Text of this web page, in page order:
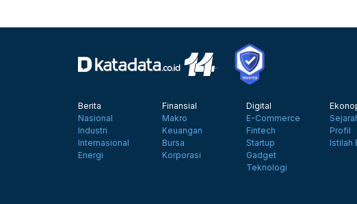
Berita
Nasional
Industri
Internasional
Energi
Finansial
Makro
Keuangan
Bursa
Korporasi
Digital
E-Commerce
Fintech
Startup
Gadget
Teknologi
Profil
Istilah